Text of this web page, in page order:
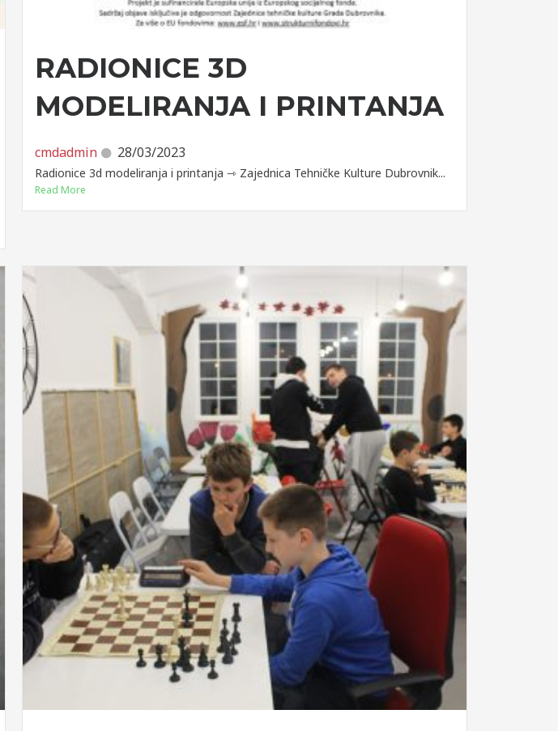
RADIONICE 3D
MODELIRANJA I PRINTANJA
cmdadmin 28/03/2023
Radionice 3d modeliranja i printanja ⇾ Zajednica Tehničke Kulture Dubrovnik...
Read More